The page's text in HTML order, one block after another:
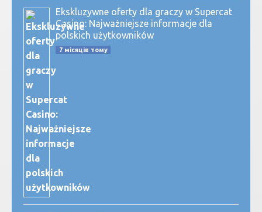
Ekskluzywne oferty dla graczy w Supercat
Casino: Najważniejsze informacje dla
polskich użytkowników
7 місяців тому